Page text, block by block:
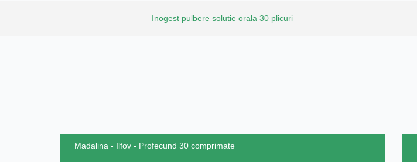
Inogest pulbere solutie orala 30 plicuri
Madalina - Ilfov - Profecund 30 comprimate